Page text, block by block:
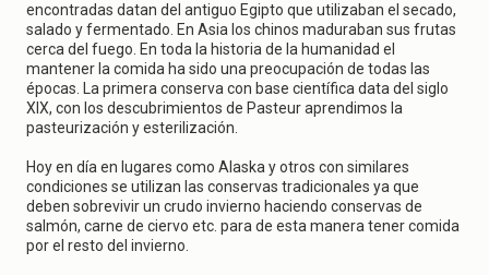
encontradas datan del antiguo Egipto que utilizaban el secado,
salado y fermentado. En Asia los chinos maduraban sus frutas
cerca del fuego. En toda la historia de la humanidad el
mantener la comida ha sido una preocupación de todas las
épocas. La primera conserva con base científica data del siglo
XIX, con los descubrimientos de Pasteur aprendimos la
pasteurización y esterilización.
Hoy en día en lugares como Alaska y otros con similares
condiciones se utilizan las conservas tradicionales ya que
deben sobrevivir un crudo invierno haciendo conservas de
salmón, carne de ciervo etc. para de esta manera tener comida
por el resto del invierno.